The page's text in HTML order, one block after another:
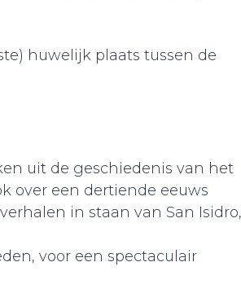
huwelijk plaats tussen de
uit de geschiedenis van het
over een dertiende eeuws
in staan van San Isidro,
voor een spectaculair